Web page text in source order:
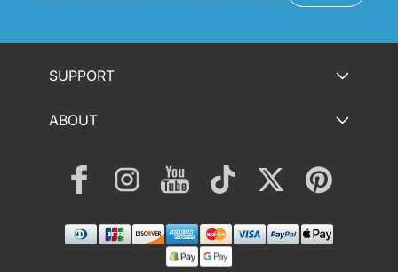
SUPPORT
ABOUT
FacebookInstagramYouTube TikTok Twitter Pinterest